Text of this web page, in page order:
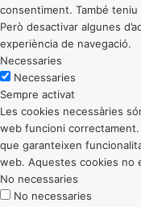
consentiment. També teniu
Però desactivar algunes
experiència de navegació.
Necessaries
Necessaries
Sempre activat
Les cookies necessàries
web funcioni
que garanteixen
web. Aquestes cookies no
No necessaries
No necessaries